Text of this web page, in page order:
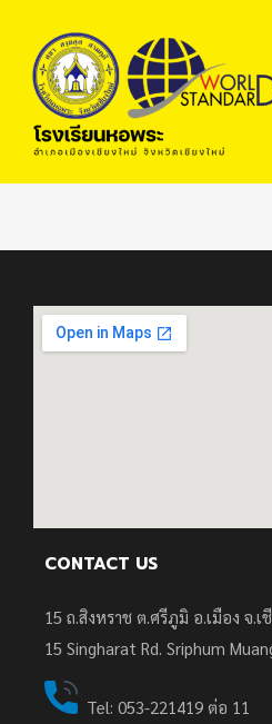
CONTACT US
15 ถ.สิงหราช ต.ศรีภูมิ อ.เมือง จ.เ
15 Singharat Rd. Sriphum
Tel: 053-221419 ต่อ 11